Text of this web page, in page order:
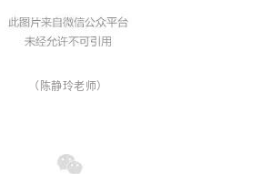
（陈静玲老师）